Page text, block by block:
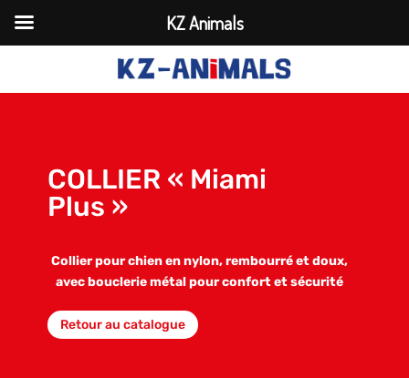
COLLIER « Miami
Plus »
Collier pour chien en nylon, rembourré et doux,
avec bouclerie métal pour confort et sécurité
Retour au catalogue
KZ Animals